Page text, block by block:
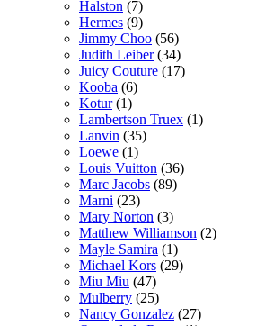
Halston (7)
Hermes (9)
Jimmy Choo (56)
Judith Leiber(34)
Juicy Couture (17)
Kooba (6)
Kotur(1)
Lambertson Truex (1)
Lanvin (35)
Loewe (1)
Louis Vuitton (36)
Marc Jacobs (89)
Marni (23)
Mary Norton (3)
Matthew Williamson (2)
Mayle Samira (1)
Michael Kors (29)
Miu Miu (47)
Mulberry (25)
Nancy Gonzalez (27)